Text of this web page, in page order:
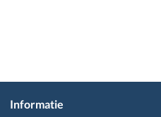
Informatie